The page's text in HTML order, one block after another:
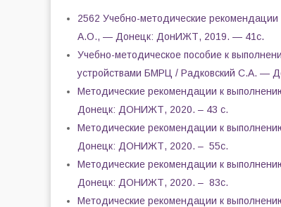
2562 Учебно-методические
А.О., — Донецк: ДонИЖТ, 2019. — 41с.
Учебно-методическое пособие к
устройствами БМРЦ / Радковский С.А. —
Методические рекомендации к
Донецк: ДОНИЖТ, 2020. – 43 с.
Методические рекомендации к
Донецк: ДОНИЖТ, 2020. – 55с.
Методические рекомендации к
Донецк: ДОНИЖТ, 2020. – 83с.
Методические рекомендации к